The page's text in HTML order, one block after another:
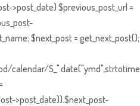
>post_date) $previous_post_url =
$next_post = get_next_post();
calendar/
>post_date)).$next_post-